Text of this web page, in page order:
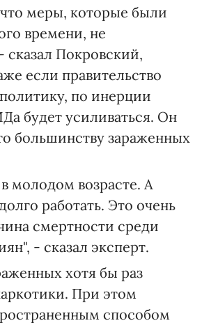
что меры, которые были
времени, не
Покровский,
если правительство
по инерции
будет усиливаться. Он
большинству зараженных
молодом возрасте. А
работать. Это очень
смертности среди
- сказал эксперт.
хотя бы раз
При этом
способом